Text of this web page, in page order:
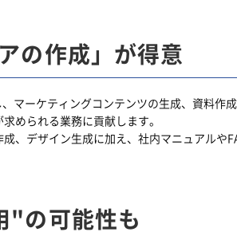
の作成」が得意
マーケティングコンテンツの生成、資料作
められる業務に貢献します。
、デザイン生成に加え、社内マニュアルや
"の可能性も